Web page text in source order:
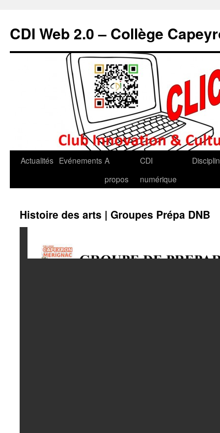
CDI Web 2.0 – Collège
Actualités Evénements A
propos
CDI
numérique
Histoire des arts | Groupes Prépa DNB